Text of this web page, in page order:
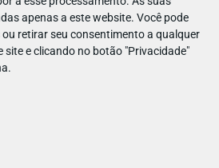
apenas a este website. Você pode
retirar seu consentimento a qualquer
e clicando no botão "Privacidade"